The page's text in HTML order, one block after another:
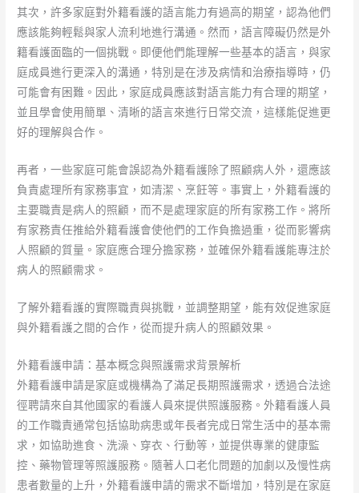
其次，許多家庭對外籍看護的語言能力有過高的期望，認為他們
應該能夠輕鬆與家人流利地進行溝通。然而，語言障礙仍然是外
籍看護面臨的一個挑戰。即便他們能理解一些基本的語言，與家
庭成員進行更深入的溝通，特別是在涉及病情和治療指導時，仍
可能會有困難。因此，家庭成員應該對語言能力有合理的期望，
並且學會使用簡單、清晰的語言來進行日常交流，這樣能促進更
好的理解與合作。
再者，一些家庭可能會誤認為外籍看護除了照顧病人外，還應該
負責處理所有家務事宜，如清潔、烹飪等。事實上，外籍看護的
主要職責是病人的照顧，而不是處理家庭的所有家務工作。將所
有家務責任推給外籍看護會使他們的工作負擔過重，從而影響病
人照顧的質量。家庭應合理分擔家務，並確保外籍看護能專注於
病人的照顧需求。
了解外籍看護的實際職責與挑戰，並調整期望，能有效促進家庭
與外籍看護之間的合作，從而提升病人的照顧效果。
外籍看護申請：基本概念與照護需求背景解析
外籍看護申請是家庭或機構為了滿足長期照護需求，透過合法途
徑聘請來自其他國家的看護人員來提供照護服務。外籍看護人員
的工作職責通常包括協助病患或年長者完成日常生活中的基本需
求，如協助進食、洗澡、穿衣、行動等，並提供專業的健康監
控、藥物管理等照護服務。隨著人口老化問題的加劇以及慢性病
患者數量的上升，外籍看護申請的需求不斷增加，特別是在家庭